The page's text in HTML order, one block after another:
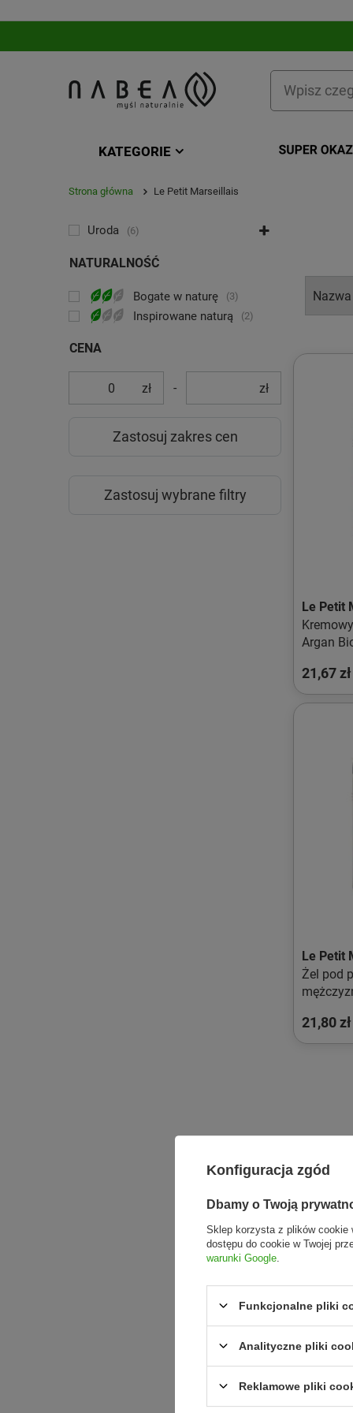
KATEGORIE
Strona główna Le Petit Marseillais
KATEGORIA
Uroda 6
NATURALNOŚĆ
Bogate w naturę 3
Inspirowane naturą 2
CENA
zł - zł
Zastosuj zakres cen
Zastosuj wybrane filtry
Le Petit
Argan
21,67 zł
Le Petit
Żel pod
21,80 zł
Konfiguracja zgód
Dbamy o Twoją
Sklep korzysta z plików cookie
dostępu do cookie w Twojej
warunki Google
Funkcjonalne pliki
Analityczne pliki
Reklamowe pliki